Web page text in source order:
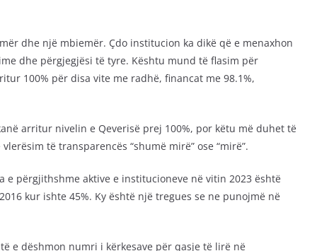
dhe një mbiemër. Çdo institucion ka dikë që e menaxhon
dhe përgjegjësi të tyre. Kështu mund të flasim për
100% për disa vite me radhë, financat me 98.1%,
arritur nivelin e Qeverisë prej 100%, por këtu më duhet të
të transparencës “shumë mirë” ose “mirë”.
përgjithshme aktive e institucioneve në vitin 2023 është
kur ishte 45%. Ky është një tregues se ne punojmë në
e dëshmon numri i kërkesave për qasje të lirë në